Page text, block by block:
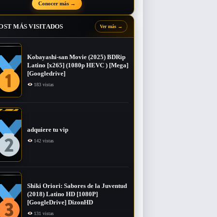
Conocer más →
MÁS VISITADOS Ver más →
Kobayashi-san Movie (2025) BDRip
Latino [x265] (1080p HEVC ) [Mega]
[Googledrive]
183 vistas
adquiere tu vip
142 vistas
Shiki Oriori: Sabores de la Juventud
(2018) Latino HD [1080P]
[GoogleDrive] DizonHD
131 vistas